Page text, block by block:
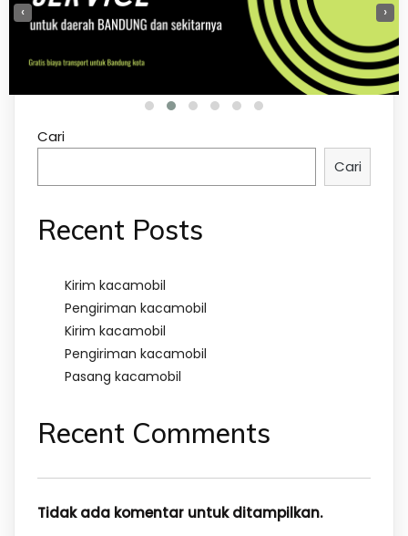
‹ ›
Cari
Cari
Recent Posts
Kirim kacamobil
Pengiriman kacamobil
Kirim kacamobil
Pengiriman kacamobil
Pasang kacamobil
Recent Comments
Tidak ada komentar untuk ditampilkan.